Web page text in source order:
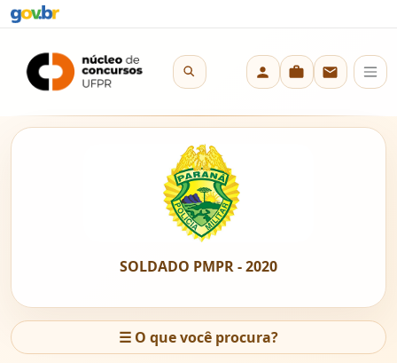
SOLDADO PMPR - 2020
☰ O que você procura?